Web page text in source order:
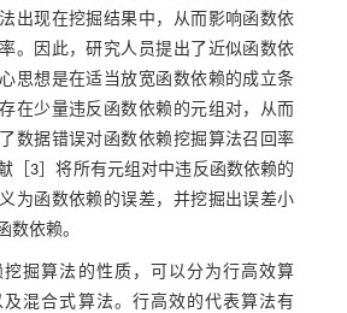
出现在挖掘结果中，从而影响函数依
。因此，研究人员提出了近似函数依
思想是在适当放宽函数依赖的成立条
在少量违反函数依赖的元组对，从而
数据错误对函数依赖挖掘算法召回率
［ 3 ］将所有元组对中违反函数依赖的
为函数依赖的误差，并挖掘出误差小
数依赖。
掘算法的性质，可以分为行高效算
混合式算法。行高效的代表算法有